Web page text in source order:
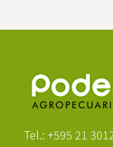
Tel.: +595 21